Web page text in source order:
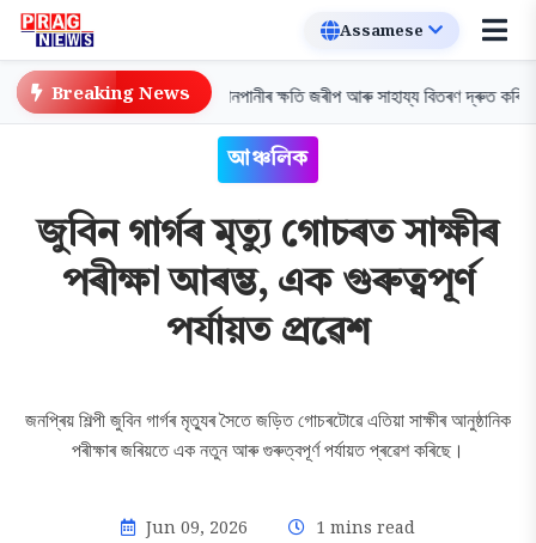
Breaking News
বান পৰিস্থিতি বানপানীৰ ক্ষতি জৰীপ আৰু সাহায্য বিতৰণ দ্ৰুত কৰিবলৈ
আঞ্চলিক
জুবিন গাৰ্গৰ মৃত্যু গোচৰত সাক্ষীৰ
পৰীক্ষা আৰম্ভ, এক গুৰুত্বপূৰ্ণ
পৰ্যায়ত প্ৰৱেশ
জনপ্ৰিয় শিল্পী জুবিন গাৰ্গৰ মৃত্যুৰ সৈতে জড়িত গোচৰটোৱে এতিয়া সাক্ষীৰ আনুষ্ঠানিক
পৰীক্ষাৰ জৰিয়তে এক নতুন আৰু গুৰুত্বপূৰ্ণ পৰ্যায়ত প্ৰৱেশ কৰিছে।
Jun 09, 2026
1 mins read